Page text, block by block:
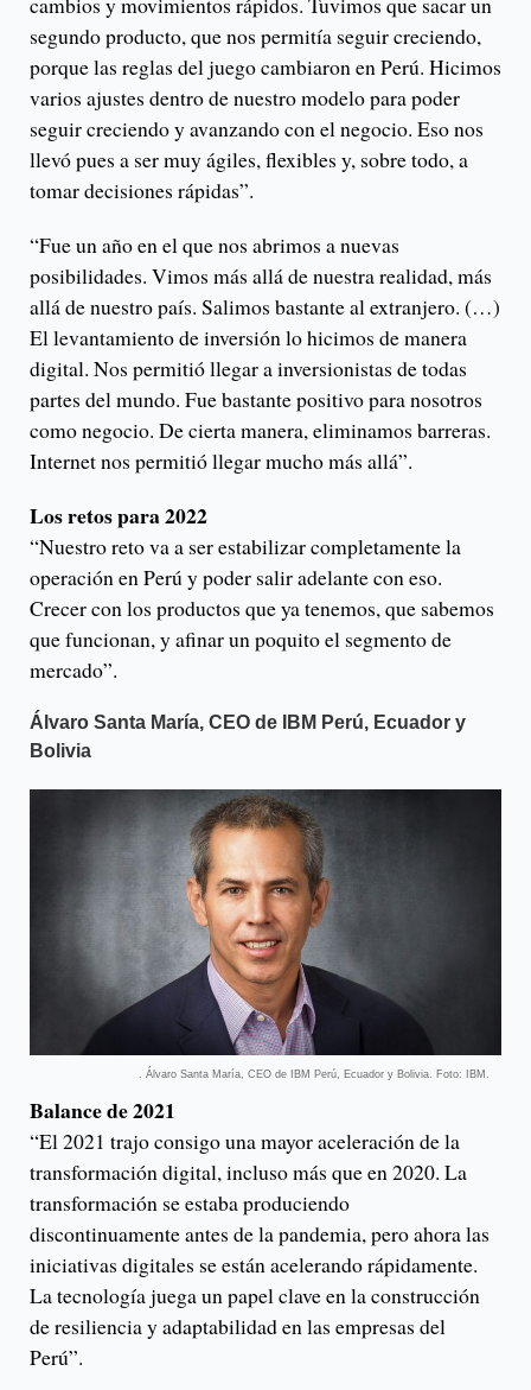
segundo producto, que nos permitía seguir creciendo,
porque las reglas del juego cambiaron en Perú. Hicimos
varios ajustes dentro de nuestro modelo para poder
seguir creciendo y avanzando con el negocio. Eso nos
llevó pues a ser muy ágiles, flexibles y, sobre todo, a
tomar decisiones rápidas”.
“Fue un año en el que nos abrimos a nuevas
posibilidades. Vimos más allá de nuestra realidad, más
allá de nuestro país. Salimos bastante al extranjero. (…)
El levantamiento de inversión lo hicimos de manera
digital. Nos permitió llegar a inversionistas de todas
partes del mundo. Fue bastante positivo para nosotros
como negocio. De cierta manera, eliminamos barreras.
Internet nos permitió llegar mucho más allá”.
Los retos para 2022
“Nuestro reto va a ser estabilizar completamente la
operación en Perú y poder salir adelante con eso.
Crecer con los productos que ya tenemos, que sabemos
que funcionan, y afinar un poquito el segmento de
mercado”.
Álvaro Santa María, CEO de IBM Perú, Ecuador y
Bolivia
. Álvaro Santa María, CEO de IBM Perú, Ecuador y Bolivia. Foto: IBM.
Balance de 2021
“El 2021 trajo consigo una mayor aceleración de la
transformación digital, incluso más que en 2020. La
transformación se estaba produciendo
discontinuamente antes de la pandemia, pero ahora las
iniciativas digitales se están acelerando rápidamente.
La tecnología juega un papel clave en la construcción
de resiliencia y adaptabilidad en las empresas del
Perú”.